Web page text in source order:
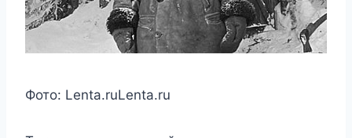
Фото: Lenta.ruLenta.ru